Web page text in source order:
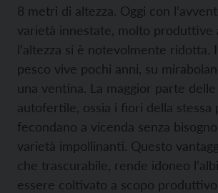
8 metri di altezza. Oggi con
varietà innestate, molto produttive
l’altezza si è notevolmente ridotta.
pesco vive pochi anni, su
una ventina. La maggior parte
autofertile, ossia i fiori della stessa
fecondano a vicenda senza
varietà impollinanti. Questo
che trascurabile, rende idoneo
essere coltivato a scopo